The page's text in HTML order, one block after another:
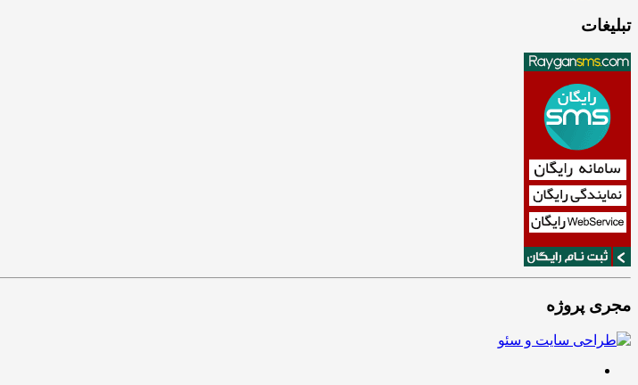
تبلیغات
مجری پروژه